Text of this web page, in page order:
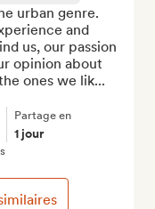
urban genre.
and
us, our passion
opinion about
ones we lik...
Partage en
1 jour